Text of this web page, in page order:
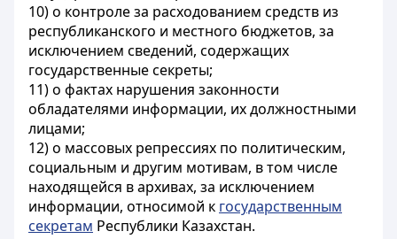
10) о контроле за расходованием средств из
республиканского и местного бюджетов, за
исключением сведений, содержащих
государственные секреты;
11) о фактах нарушения законности
обладателями информации, их должностными
лицами;
12) о массовых репрессиях по политическим,
социальным и другим мотивам, в том числе
находящейся в архивах, за исключением
информации, относимой к государственным
секретам Республики Казахстан.